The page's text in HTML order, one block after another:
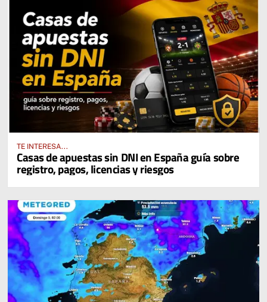
TE INTERESA...
Casas de apuestas sin DNI en España guía sobre
registro, pagos, licencias y riesgos